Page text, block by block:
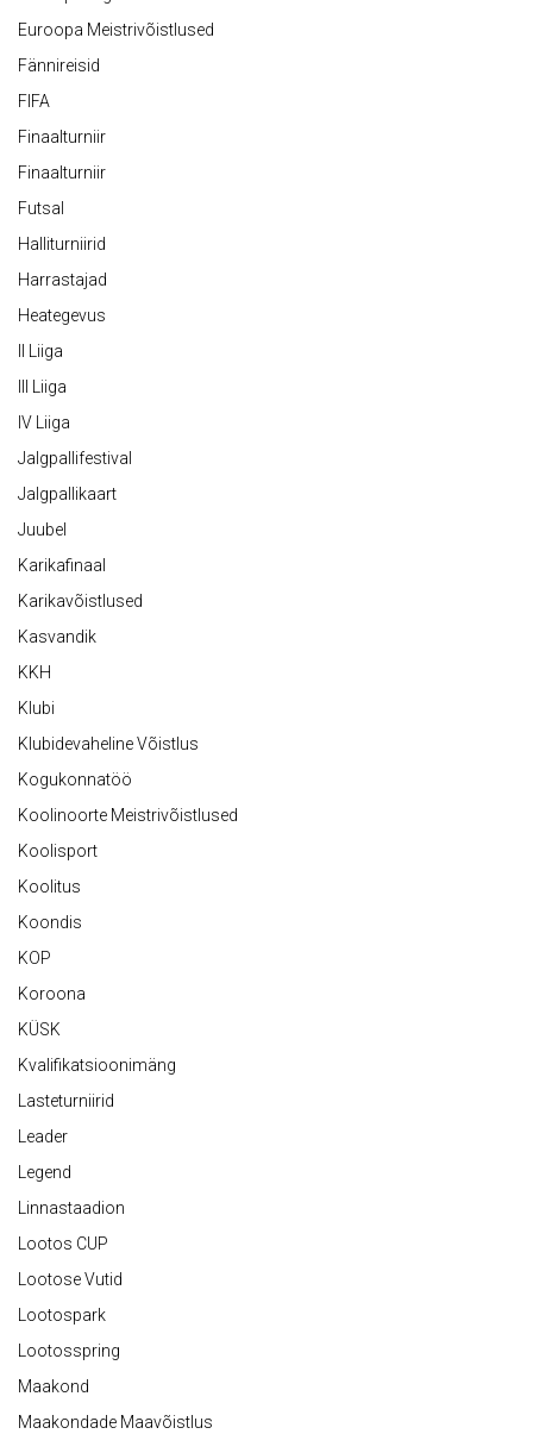
Euroopa Meistrivõistlused
Fännireisid
FIFA
Finaalturniir
Finaalturniir
Futsal
Halliturniirid
Harrastajad
Heategevus
II Liiga
III Liiga
IV Liiga
Jalgpallifestival
Jalgpallikaart
Juubel
Karikafinaal
Karikavõistlused
Kasvandik
KKH
Klubi
Klubidevaheline Võistlus
Kogukonnatöö
Koolinoorte Meistrivõistlused
Koolisport
Koolitus
Koondis
KOP
Koroona
KÜSK
Kvalifikatsioonimäng
Lasteturniirid
Leader
Legend
Linnastaadion
Lootos CUP
Lootose Vutid
Lootospark
Lootosspring
Maakond
Maakondade Maavõistlus